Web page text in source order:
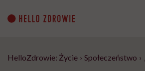
content
HelloZdrowie: Życie › Społeczeństwo ›